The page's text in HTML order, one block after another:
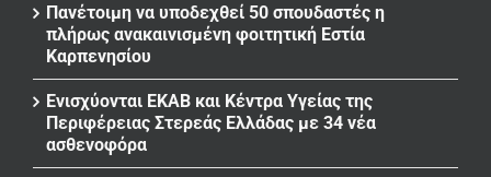
Πανέτοιμη να υποδεχθεί 50 σπουδαστές η
πλήρως ανακαινισμένη φοιτητική Εστία
Καρπενησίου
Ενισχύονται ΕΚΑΒ και Κέντρα Υγείας της
Περιφέρειας Στερεάς Ελλάδας με 34 νέα
ασθενοφόρα